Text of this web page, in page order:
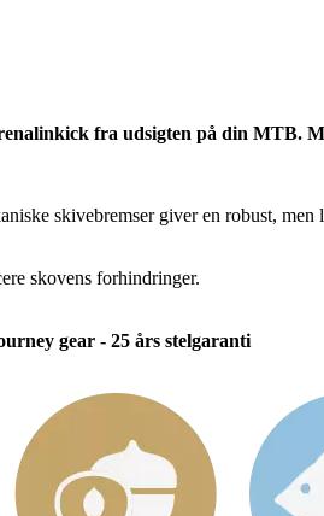
fra udsigten på din MTB.
skivebremser giver en robust,
skovens forhindringer.
gear - 25 års stelgaranti